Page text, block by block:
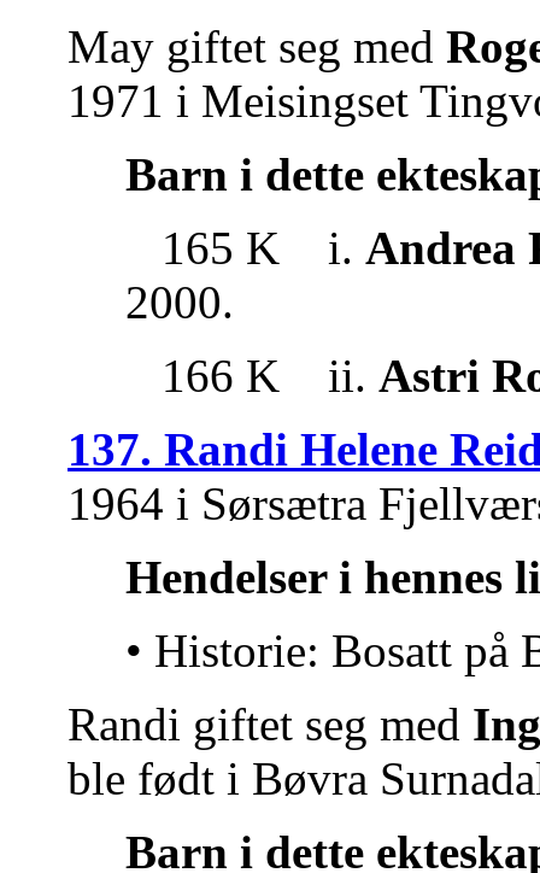
May giftet seg med
1971 i Meisingset
Barn i dette
165 K i. Andrea
2000.
166 K ii. Astri
137. Randi Helene
1964 i Sørsætra
Hendelser i hennes
• Historie: Bosatt på
Randi giftet seg med
ble født i Bøvra
Barn i dette